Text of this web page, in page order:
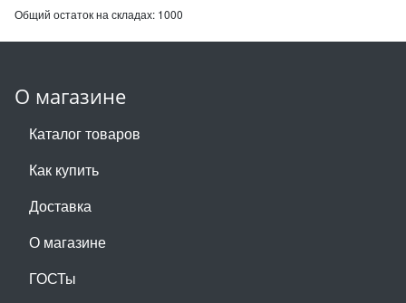
Общий остаток на складах: 1000
О магазине
Каталог товаров
Как купить
Доставка
О магазине
ГОСТы